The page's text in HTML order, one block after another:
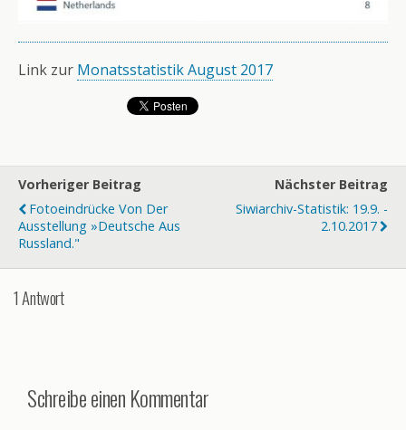
Link zur Monatsstatistik August 2017
Vorheriger Beitrag
Fotoeindrücke Von Der
Ausstellung »Deutsche Aus
Russland."
Nächster Beitrag
Siwiarchiv-Statistik: 19.9. -
2.10.2017
1 Antwort
Schreibe einen Kommentar